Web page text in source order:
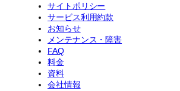
サイトポリシー
サービス利用約款
お知らせ
メンテナンス・障害
FAQ
料金
資料
会社情報